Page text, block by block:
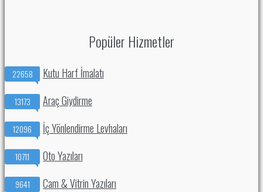
Popüler Hizmetler
22658 Kutu Harf İmalatı
13173 Araç Giydirme
12096 İç Yönlendirme Levhaları
10711 Oto Yazıları
9641 Cam & Vitrin Yazıları